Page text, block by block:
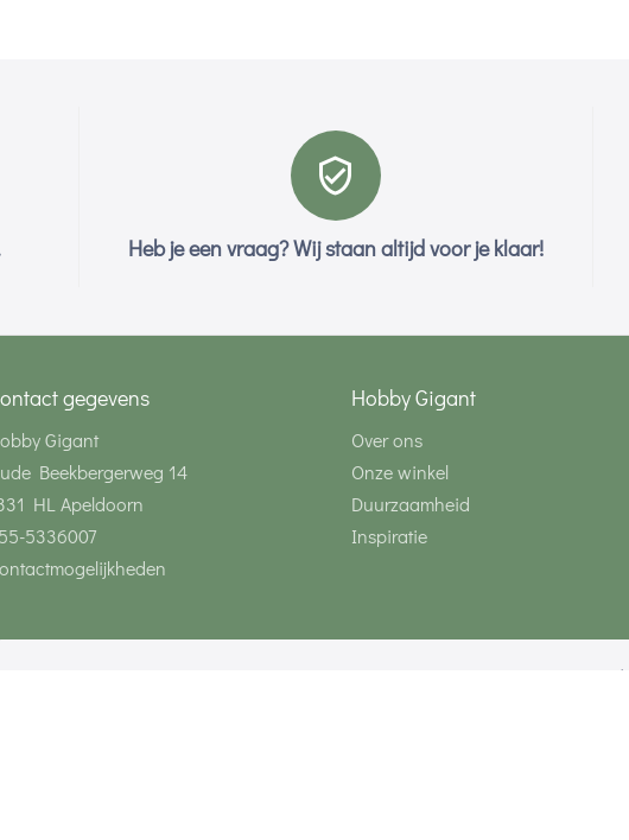
Heb je een vraag? Wij staan altijd voor je klaar!
gegevens
Gigant
Beekbergerweg 14
HL Apeldoorn
5336007
Hobby Gigant
Over ons
Onze winkel
Duurzaamheid
Inspiratie
Volg ons via social media